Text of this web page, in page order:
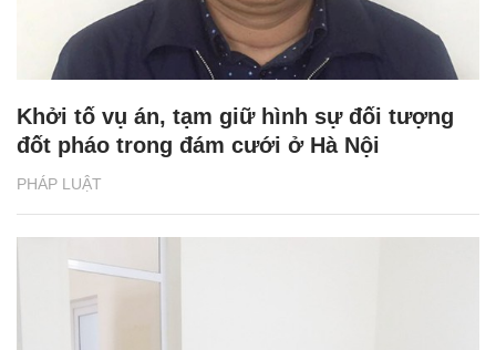
PHÁP LUẬT
Khởi tố vụ án, tạm giữ hình sự đối tượng
đốt pháo trong đám cưới ở Hà Nội